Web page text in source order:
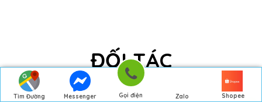
Tìm Đường
Messenger Gọi điện Zalo Shopee
ĐỐI TÁC